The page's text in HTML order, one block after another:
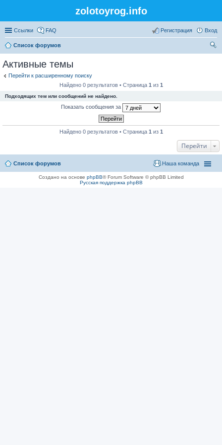
zolotoyrog.info
Ссылки FAQ Вход
Регистрация
Список форумов
Активные темы
Перейти к расширенному поиску
Найдено 0 результатов • Страница 1 из 1
Подходящих тем или сообщений не найдено.
Показать сообщения за
Найдено 0 результатов • Страница 1 из 1
Перейти
Список форумов Наша команда
Создано на основе phpBB® Forum Software © phpBB Limited
Русская поддержка phpBB